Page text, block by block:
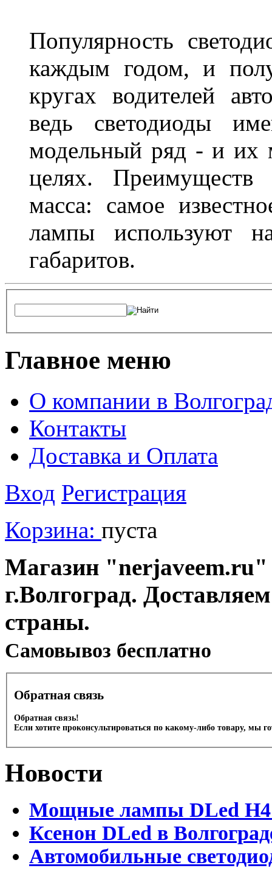
Популярность
каждым годом, и
кругах водителей
ведь светодиоды
модельный ряд - и их
целях.
масса: самое
лампы используют
габаритов.
Главное меню
О компании в
Контакты
Доставка и Оплата
Вход Регистрация
Корзина: пуста
Магазин "nerjaveem.ru"
г.Волгоград.
страны.
Cамовывоз бесплатно
Обратная связь
Обратная связь!
Если хотите проконсультироваться по какому-либо товару, мы
Новости
Мощные лампы DLed H4
Ксенон DLed в
Автомобильные